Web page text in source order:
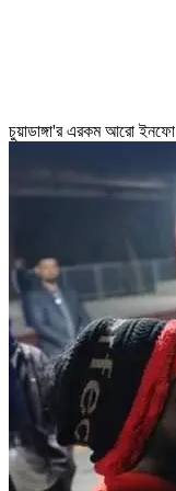
চুয়াডাঙ্গা'র এরকম আরো ইনফো